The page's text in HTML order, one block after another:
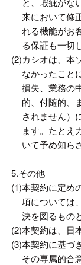
来において修
れる機能がお
る保証も一切
(2)カシオは、本
なかったこと
損失、業務の
的、付随的、
されません）
ます。たとえ
いて予め知ら
5.その他
(1)本契約に定め
項については
決を図るもの
(2)本契約は、日
(3)本契約に基づ
その専属的合